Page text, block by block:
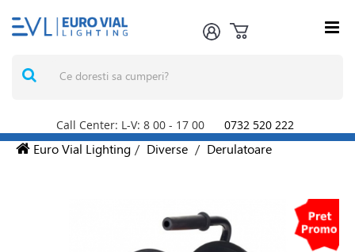
Call Center: L-V: 8 00 - 17 00 0732 520 222
Euro Vial Lighting / Diverse / Derulatoare